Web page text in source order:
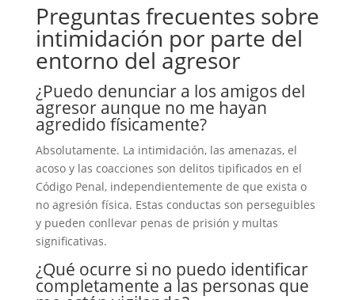
Preguntas frecuentes sobre
intimidación por parte del
entorno del agresor
¿Puedo denunciar a los amigos del
agresor aunque no me hayan
agredido físicamente?
Absolutamente. La intimidación, las amenazas, el
acoso y las coacciones son delitos tipificados en el
Código Penal, independientemente de que exista o
no agresión física. Estas conductas son perseguibles
y pueden conllevar penas de prisión y multas
significativas.
¿Qué ocurre si no puedo identificar
completamente a las personas que